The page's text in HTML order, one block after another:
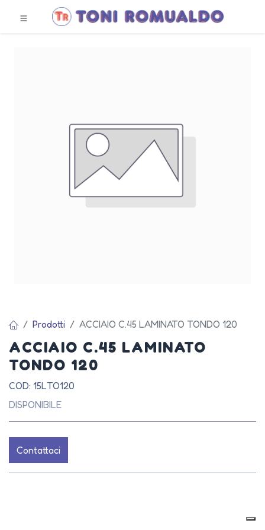
Prodotti ACCIAIO C.45 LAMINATO TONDO 120
ACCIAIO C.45 LAMINATO
TONDO 120
COD: 15LTO120
DISPONIBILE
Contattaci